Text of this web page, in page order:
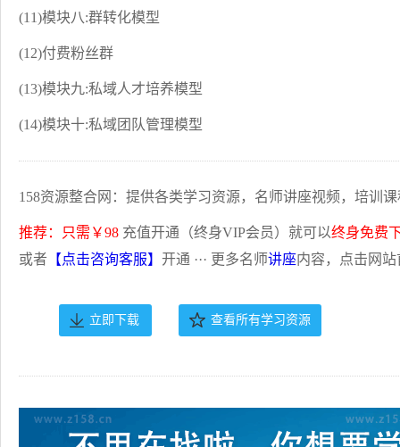
(11)模块八:群转化模型
(12)付费粉丝群
(13)模块九:私域人才培养模型
(14)模块十:私域团队管理模型
158资源整合网：提供各类学习资源，名师讲座视频，培训
推荐：只需￥98 充值开通（终身VIP会员）就可以终身免费
或者 【点击咨询客服】 开通 ··· 更多名师讲座内容，点击网
立即下载 查看所有学习资源